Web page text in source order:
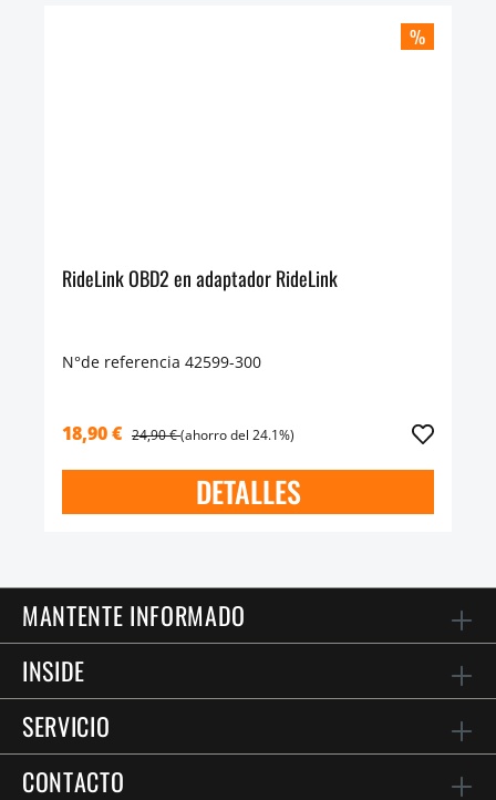
%
RideLink OBD2 en adaptador RideLink
N°de referencia 42599-300
18,90 € 24,90 €(ahorro del 24.1%)
DETALLES
MANTENTE INFORMADO
INSIDE
SERVICIO
CONTACTO